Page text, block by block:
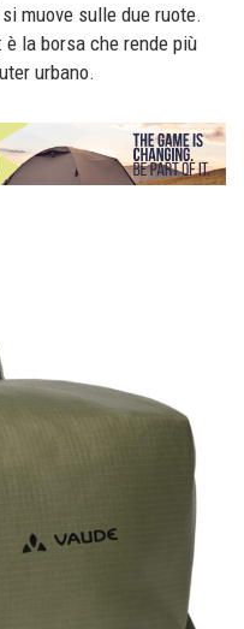
muove sulle due ruote.
è la borsa che rende più
urbano.